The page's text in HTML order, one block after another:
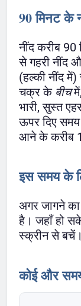
90 मिनट के
नींद करीब
से गहरी नींद
(हल्की नींद में)
चक्र के बीच
भारी, सुस्त
ऊपर दिए
आने के करीब
इस समय के
अगर जागने का
है। जहाँ हो
स्क्रीन से बचें।
कोई और